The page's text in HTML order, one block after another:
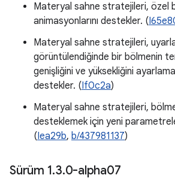
Materyal sahne stratejileri, özel
animasyonlarını destekler. (
Materyal sahne stratejileri,
görüntülendiğinde bir bölmenin
genişliğini ve yüksekliğini
destekler. (If0c2a)
Materyal sahne stratejileri,
desteklemek için yeni
(Iea29b, b/437981137)
Sürüm 1.3.0-alpha07